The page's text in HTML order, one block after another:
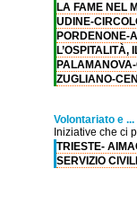
LA FAME NEL
UDINE-
PORDENONE-
L’OSPITALITÀ,
ZUGLIANO-
Volontariato e
Iniziative che ci
TRIESTE-
SERVIZIO